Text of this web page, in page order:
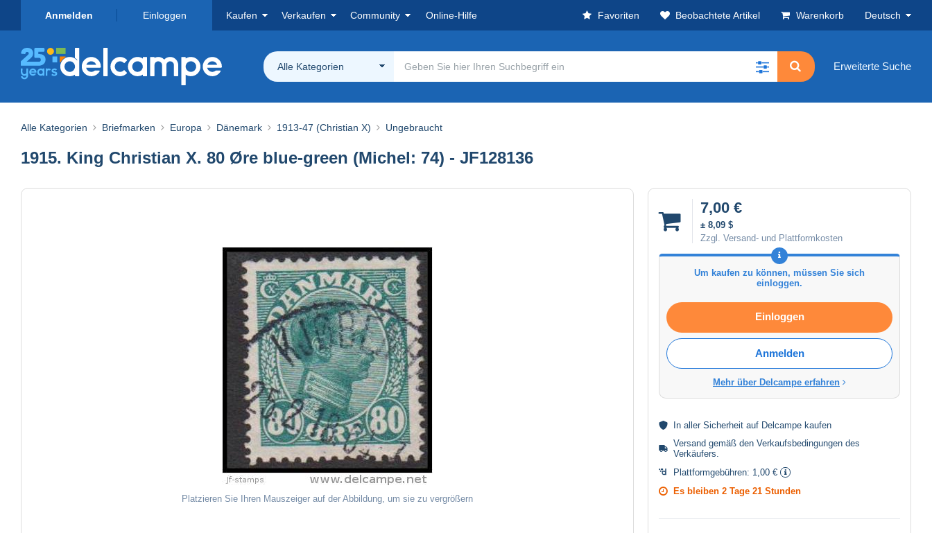
Anmelden Einloggen Kaufen Verkaufen Community Online-Hilfe Favoriten Beobachtete Artikel Warenkorb Deutsch
Alle Kategorien Erweiterte Suche
Alle Kategorien Briefmarken Europa Dänemark 1913-47 (Christian X) Ungebraucht
1915. King Christian X. 80 Øre blue-green (Michel: 74) - JF128136
Platzieren Sie Ihren Mauszeiger auf der Abbildung, um sie zu vergrößern
7,00 €
± 8,09 $
Zzgl. Versand- und Plattformkosten
Um kaufen zu können, müssen Sie sich
einloggen.
Einloggen
Anmelden
Mehr über Delcampe erfahren
In aller Sicherheit auf Delcampe kaufen
Versand gemäß den Verkaufsbedingungen des
Verkäufers
Plattformgebühren: 1,00 €
Es bleiben 2 Tage 21 Stunden